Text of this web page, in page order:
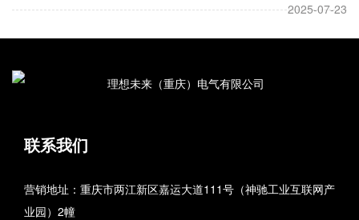
2025-07-23
联系我们
营销地址：重庆市两江新区嘉运大道111号（神驰工业互联网产
业园）2幢